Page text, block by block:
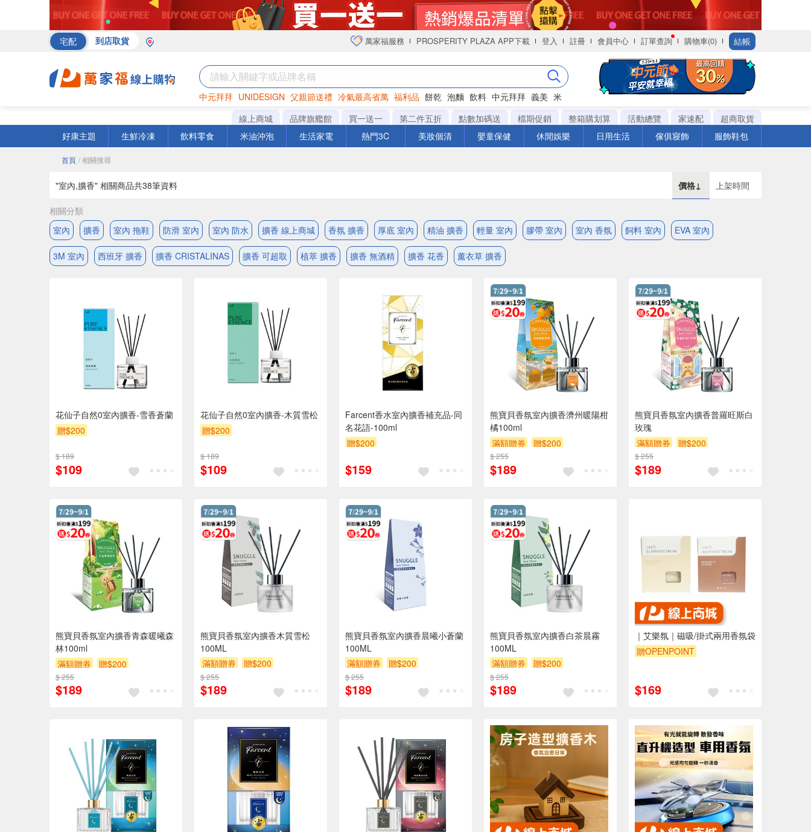
宅配 到店取貨 萬家福服務 PROSPERITY PLAZA APP下載 登入 註冊 會員中心 訂單查詢 購物車(0) 結帳
中元拜拜 UNIDESIGN 父親節送禮 冷氣最高省萬 福利品 餅乾 泡麵 飲料 中元拜拜 義美 米
巧克力 罐頭 衛生紙
線上商城 品牌旗艦館 買一送一 第二件五折 點數加碼送 檔期促銷 整箱購划算 活動總覽 家速配
超商取貨
好康主題
生鮮冷凍 飲料零食 米油沖泡 生活家電 熱門3C 美妝個清 嬰童保健 休閒娛樂 日用生活 傢俱寢飾 服飾鞋包
首頁 / 相關搜尋
"室內,擴香" 相關商品共38筆資料 價格↓ 上架時間
相關分類
室內
擴香 室內 拖鞋 防滑 室內 室內 防水 擴香 線上商城 香氛 擴香 厚底 室內 精油 擴香 輕量 室內 膠帶 室內 室內 香氛 飼料 室內 EVA 室內
3M 室內 西班牙 擴香 擴香 CRISTALINAS 擴香 可超取 植萃 擴香 擴香 無酒精 擴香 花香 薰衣草 擴香
花仙子自然0室內擴香-雪香蒼蘭
贈$200
$ 189
$109
花仙子自然0室內擴香-木質雪松
贈$200
$ 189
$109
Farcent香水室內擴香補充品-同
名花語-100ml
贈$200
$159
熊寶貝香氛室內擴香濟州暖陽柑
橘100ml
滿額贈券
贈$200
$ 255
$189
熊寶貝香氛室內擴香普羅旺斯白
玫瑰
滿額贈券
贈$200
$ 255
$189
熊寶貝香氛室內擴香青森暖曦森
林100ml
滿額贈券
贈$200
$ 255
$189
熊寶貝香氛室內擴香木質雪松
100ML
滿額贈券
贈$200
$ 255
$189
熊寶貝香氛室內擴香晨曦小蒼蘭
100ML
滿額贈券
贈$200
$ 255
$189
熊寶貝香氛室內擴香白茶晨霧
100ML
滿額贈券
贈$200
$ 255
$189
｜艾樂氛｜磁吸/掛式兩用香氛袋
贈OPENPOINT
$169